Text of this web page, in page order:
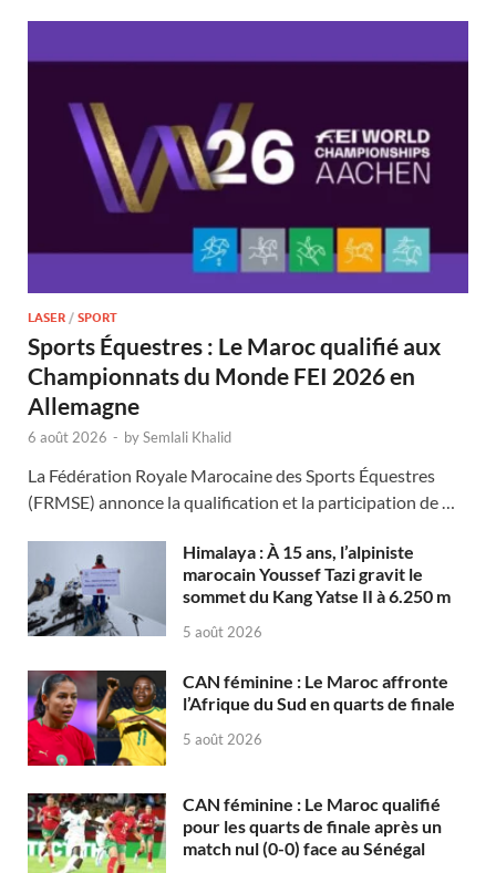
LASER / SPORT
Sports Équestres : Le Maroc qualifié aux
Championnats du Monde FEI 2026 en
Allemagne
6 août 2026 - bySemlali Khalid
La Fédération Royale Marocaine des Sports Équestres
(FRMSE) annonce la qualification et la participation de …
Himalaya : À 15 ans, l’alpiniste
marocain Youssef Tazi gravit le
sommet du Kang Yatse II à 6.250 m
5 août 2026
CAN féminine : Le Maroc affronte
l’Afrique du Sud en quarts de finale
5 août 2026
CAN féminine : Le Maroc qualifié
pour les quarts de finale après un
match nul (0-0) face au Sénégal